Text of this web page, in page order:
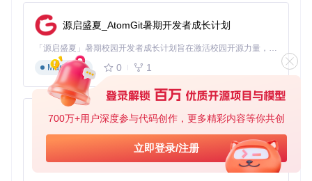
700万+用户深度参与代码创作，更多精彩内容等你共创
立即登录/注册
注意事项
软件更新后需重新应用补丁
操作前关闭杀毒软件，避免误报
建议先备份原始DLL文件
操作卡片：消息搜索与导出
3步深度搜索关键消息
在工具界面右键代码区域，选择"搜索"→"字符串"
源启盛夏_AtomGit暑期开发者成长计划
「源启盛夏」暑期校园开发者成长计划旨在激活校园开源力量，通过积分激励、认证扶持、资源倾斜等形式，引导高校组织和开发者完成「入驻 — 建项目 — 做贡献 — 获认证 — 得资源」的完整闭环。无论你是想带领社团入驻平台的组织者，还是希望用代码贡献证明自己的开发者，都能在这里找到属于你的成长路径。
Markdown
0 1
py-xiaozhi
基于Python的Xiaozhi AI，适用于想要完整Xiaozhi体验而无需拥有专用硬件的用户。
Python
0 1